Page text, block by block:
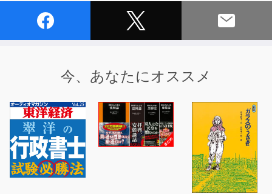
コン七 ：井料明里
今、あなたにオススメ